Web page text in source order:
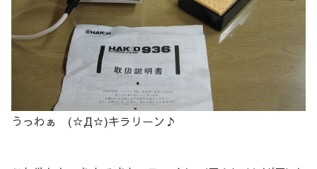
うっわぁ (☆Д☆)キラリーン♪